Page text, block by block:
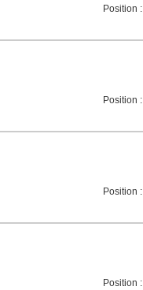
Position :
Position :
Position :
Position :